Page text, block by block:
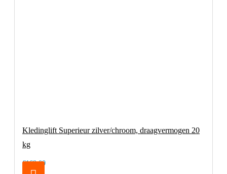
Kledinglift Superieur zilver/chroom, draagvermogen 20
kg
€169,00